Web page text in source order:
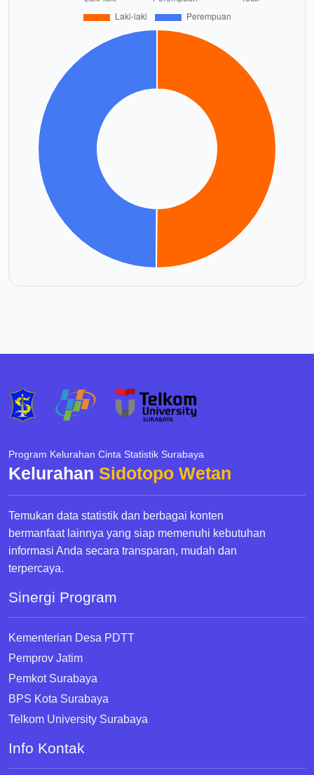
Program Kelurahan Cinta Statistik Surabaya
Kelurahan Sidotopo Wetan
Temukan data statistik dan berbagai konten
bermanfaat lainnya yang siap memenuhi kebutuhan
informasi Anda secara transparan, mudah dan
terpercaya.
Sinergi Program
Kementerian Desa PDTT
Pemprov Jatim
Pemkot Surabaya
BPS Kota Surabaya
Telkom University Surabaya
Info Kontak